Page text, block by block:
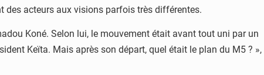
des acteurs aux visions parfois très différentes.
Koné. Selon lui, le mouvement était avant tout uni par un
Keïta. Mais après son départ, quel était le plan du M5 ? »,